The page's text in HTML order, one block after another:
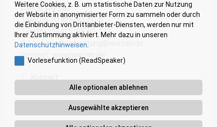
04808 Wurzen
Telefon: 03425/85 60-0
Telefax: 03425/85 60-119
E-Mail:stadtverwaltung@wurzen.de
Internet:
Barrierefreiheit
Weitere Cookies, z. B. um statistische Daten zur Nutzung
der Website in anonymisierter Form zu sammeln oder durch
die Einbindung von Drittanbieter-Diensten, werden nur mit
Ihrer Zustimmung aktiviert. Mehr dazu in unseren
Datenschutzhinweisen.
Vorlesefunktion (ReadSpeaker)
Alle optionalen ablehnen
Ausgewählte akzeptieren